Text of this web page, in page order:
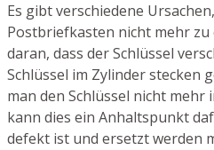
Es gibt verschiedene
Postbriefkasten nicht mehr
daran, dass der Schlüssel
Schlüssel im Zylinder stecken
man den Schlüssel nicht
kann dies ein Anhaltspunkt
defekt ist und ersetzt werden